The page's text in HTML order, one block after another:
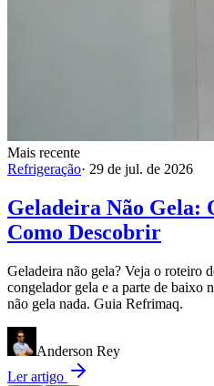
Mais recente
Refrigeração· 29 de jul. de 2026
Geladeira Não Gela:
Como Descobrir
Geladeira não gela? Veja o roteiro
congelador gela e a parte de baixo
não gela nada. Guia Refrimaq.
Anderson Rey
Ler artigo